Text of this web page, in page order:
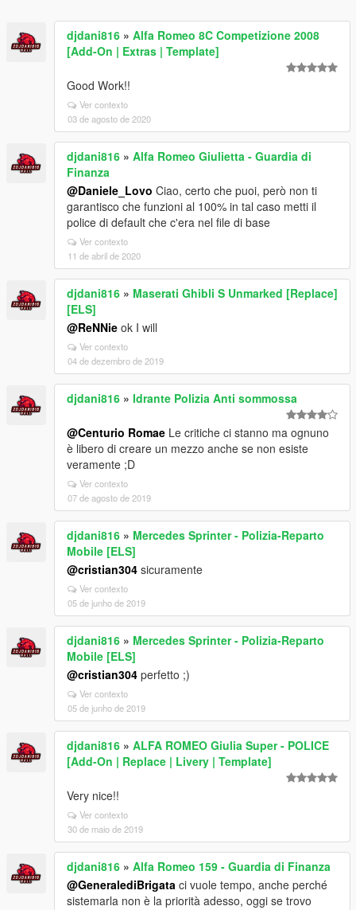
djdani816 » Alfa Romeo 8C Competizione 2008
[Add-On | Extras | Template]
Good Work!!
Ver contexto
03 de agosto de 2020
djdani816 » Alfa Romeo Giulietta - Guardia di
Finanza
@Daniele_Lovo Ciao, certo che puoi, però non ti
garantisco che funzioni al 100% in tal caso metti il
police di default che c'era nel file di base
Ver contexto
11 de abril de 2020
djdani816 » Maserati Ghibli S Unmarked [Replace]
[ELS]
@ReNNie ok I will
Ver contexto
04 de dezembro de 2019
djdani816 » Idrante Polizia Anti sommossa
@Centurio Romae Le critiche ci stanno ma ognuno
è libero di creare un mezzo anche se non esiste
veramente ;D
Ver contexto
07 de agosto de 2019
djdani816 » Mercedes Sprinter - Polizia-Reparto
Mobile [ELS]
@cristian304 sicuramente
Ver contexto
05 de junho de 2019
djdani816 » Mercedes Sprinter - Polizia-Reparto
Mobile [ELS]
@cristian304 perfetto ;)
Ver contexto
05 de junho de 2019
djdani816 » ALFA ROMEO Giulia Super - POLICE
[Add-On | Replace | Livery | Template]
Very nice!!
Ver contexto
30 de maio de 2019
djdani816 » Alfa Romeo 159 - Guardia di Finanza
@GeneralediBrigata ci vuole tempo, anche perché
sistemarla non è la priorità adesso, oggi se trovo